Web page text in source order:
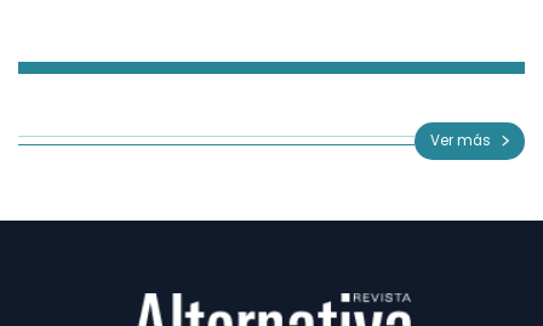
3
Ver más